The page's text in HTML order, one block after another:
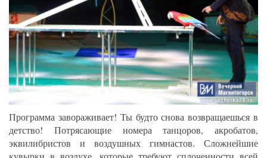
Программа завораживает! Ты будто снова возвращаешься в
детство! Потрясающие номера танцоров, акробатов,
эквилибристов и воздушных гимнастов. Сложнейшие